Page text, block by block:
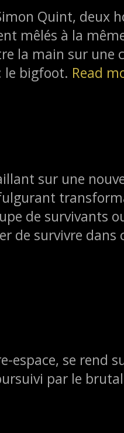
Quint, deux
mêlés à la
la main sur une
le bigfoot. Read
sur une
de survivants
de survivre
espace, se rend
par le